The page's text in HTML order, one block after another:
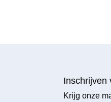
Inschrijven
Krijg onze